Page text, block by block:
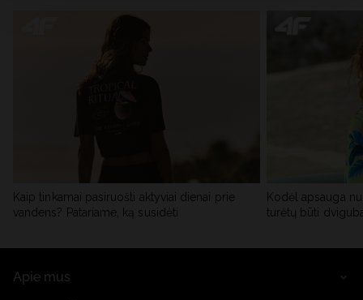
Kaip tinkamai pasiruošti aktyviai dienai prie
vandens? Patariame, ką susidėti
Kodėl apsauga
turėtų būti
Apie mus